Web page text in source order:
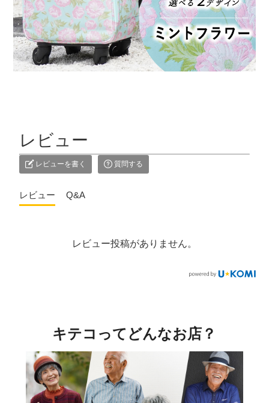
レビュー
レビューを書く 質問する
レビュー Q&A
レビュー投稿がありません。
キテコってどんなお店？